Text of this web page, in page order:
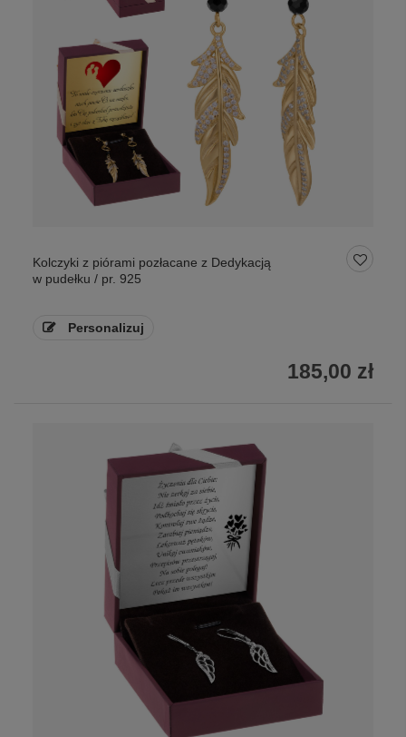
Kolczyki z piórami pozłacane z Dedykacją
w pudełku / pr. 925
Personalizuj
185,00 zł